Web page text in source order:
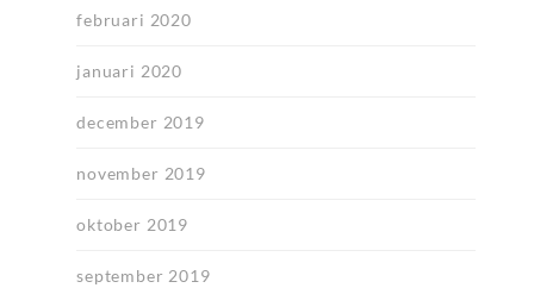
februari 2020
januari 2020
december 2019
november 2019
oktober 2019
september 2019